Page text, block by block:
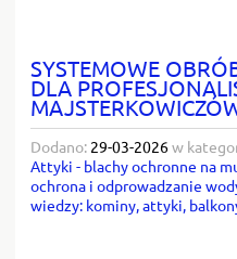
SYSTEMOWE
DLA
Dodano: 29-03-2026w
Attyki - blachy ochronne na
ochrona i odprowadzanie
wiedzy: kominy, attyki,